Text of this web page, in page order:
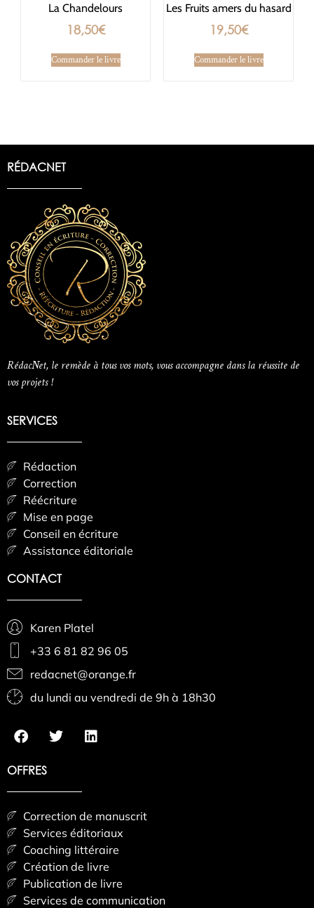
La Chandelours
18,50€
Commander le livre
Les Fruits amers du hasard
19,50€
Commander le livre
RÉDACNET
RédacNet, le remède à tous vos mots, vous accompagne dans la réussite de
vos projets !
SERVICES
Rédaction
Correction
Réécriture
Mise en page
Conseil en écriture
Assistance éditoriale
CONTACT
Karen Platel
+33 6 81 82 96 05
redacnet@orange.fr
du lundi au vendredi de 9h à 18h30
OFFRES
Correction de manuscrit
Services éditoriaux
Coaching littéraire
Création de livre
Publication de livre
Services de communication